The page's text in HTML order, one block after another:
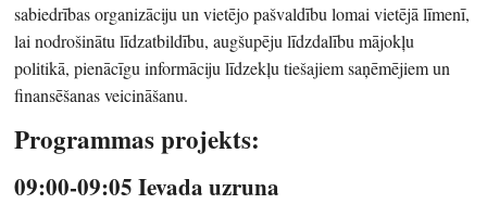
sabiedrības organizāciju un vietējo pašvaldību lomai vietējā līmenī,
lai nodrošinātu līdzatbildību, augšupēju līdzdalību mājokļu
politikā, pienācīgu informāciju līdzekļu tiešajiem saņēmējiem un
finansēšanas veicināšanu.
Programmas projekts:
09:00-09:05 Ievada uzruna